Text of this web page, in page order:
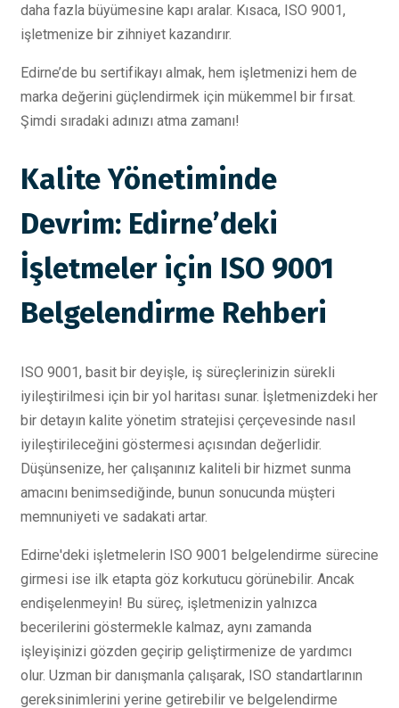
daha fazla büyümesine kapı aralar. Kısaca, ISO 9001,
işletmenize bir zihniyet kazandırır.
Edirne’de bu sertifikayı almak, hem işletmenizi hem de
marka değerini güçlendirmek için mükemmel bir fırsat.
Şimdi sıradaki adınızı atma zamanı!
Kalite Yönetiminde
Devrim: Edirne’deki
İşletmeler için ISO 9001
Belgelendirme Rehberi
ISO 9001, basit bir deyişle, iş süreçlerinizin sürekli
iyileştirilmesi için bir yol haritası sunar. İşletmenizdeki her
bir detayın kalite yönetim stratejisi çerçevesinde nasıl
iyileştirileceğini göstermesi açısından değerlidir.
Düşünsenize, her çalışanınız kaliteli bir hizmet sunma
amacını benimsediğinde, bunun sonucunda müşteri
memnuniyeti ve sadakati artar.
Edirne'deki işletmelerin ISO 9001 belgelendirme sürecine
girmesi ise ilk etapta göz korkutucu görünebilir. Ancak
endişelenmeyin! Bu süreç, işletmenizin yalnızca
becerilerini göstermekle kalmaz, aynı zamanda
işleyişinizi gözden geçirip geliştirmenize de yardımcı
olur. Uzman bir danışmanla çalışarak, ISO standartlarının
gereksinimlerini yerine getirebilir ve belgelendirme